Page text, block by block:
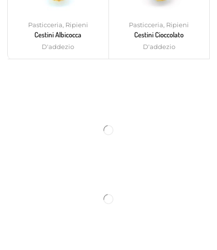
Pasticceria, Ripieni
Cestini Albicocca
D'addezio
Pasticceria, Ripieni
Cestini Cioccolato
D'addezio